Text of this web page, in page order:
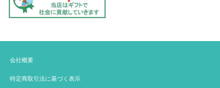
会社概要
特定商取引法に基づく表示